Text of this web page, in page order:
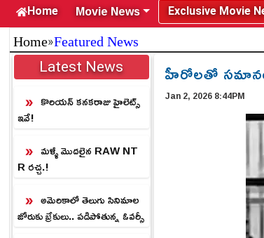
Home Movie News Exclusive Movie
Home»Featured News
Latest News
కొరియన్ కనకరాజు హైలెట్స్
ఇవే!
మళ్ళీ మొదలైన RAW NT
R రచ్చ.!
అమెరికాలో తెలుగు సినిమాల
జోరుకు బ్రేకులు.. పడిపోతున్న ఓవర్సీ
హీరోలతో
Jan 2, 2026 8:44PM